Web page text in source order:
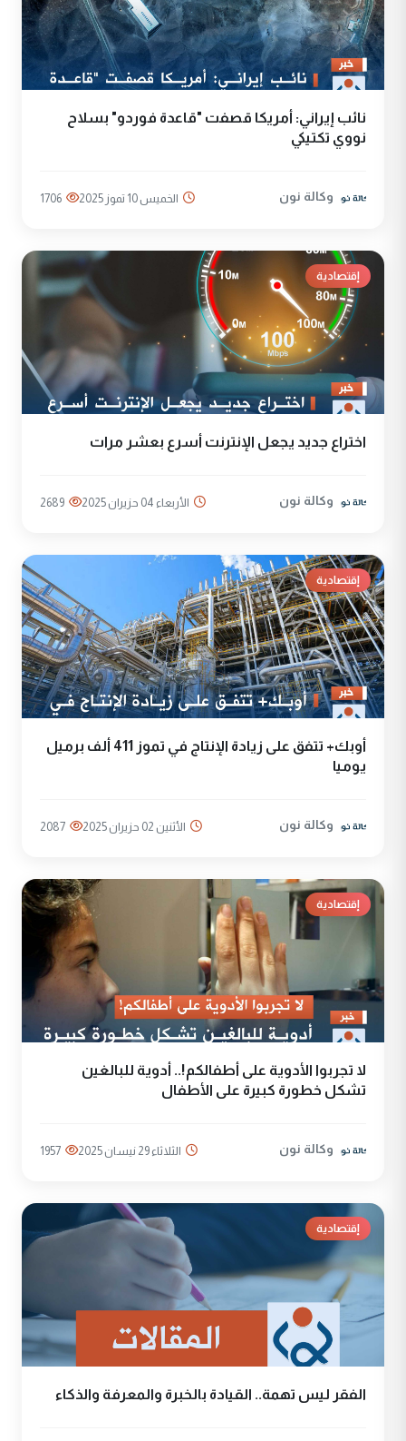
نائب إيراني: أمريكا قصفت "قاعدة فوردو" بسلاح
نووي تكتيكي
وكالة نون الخميس 10 تموز 2025 1706
إقتصادية
اختراع جديد يجعل الإنترنت أسرع بعشر مرات
وكالة نون الأربعاء 04 حزيران 2025 2689
إقتصادية
أوبك+ تتفق على زيادة الإنتاج في تموز 411 ألف برميل
يوميا
وكالة نون الأثنين 02 حزيران 2025 2087
إقتصادية
لا تجربوا الأدوية على أطفالكم!.. أدوية للبالغين
تشكل خطورة كبيرة على الأطفال
وكالة نون الثلاثاء 29 نيسان 2025 1957
إقتصادية
الفقر ليس تهمة.. القيادة بالخبرة والمعرفة والذكاء